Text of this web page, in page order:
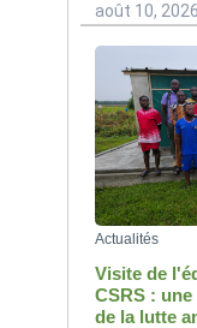
août 10, 2026
Actualités
Visite de
CSRS :
de la lutte